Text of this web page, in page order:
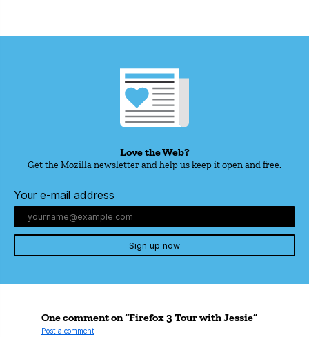
Love the Web?
Get the Mozilla newsletter and help us keep it open and free.
Your e-mail address
Sign up now
One comment on “Firefox 3 Tour with Jessie”
Post a comment